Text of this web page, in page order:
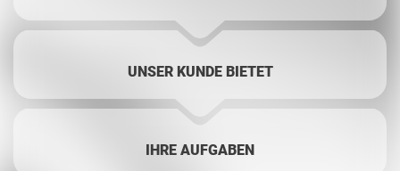
UNSER KUNDE BIETET
IHRE AUFGABEN